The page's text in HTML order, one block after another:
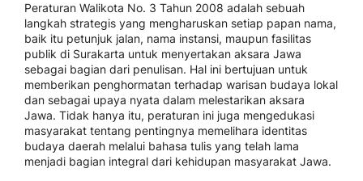
Peraturan Walikota No. 3 Tahun 2008 adalah sebuah
langkah strategis yang mengharuskan setiap papan nama,
baik itu petunjuk jalan, nama instansi, maupun fasilitas
publik di Surakarta untuk menyertakan aksara Jawa
sebagai bagian dari penulisan. Hal ini bertujuan untuk
memberikan penghormatan terhadap warisan budaya lokal
dan sebagai upaya nyata dalam melestarikan aksara
Jawa. Tidak hanya itu, peraturan ini juga mengedukasi
masyarakat tentang pentingnya memelihara identitas
budaya daerah melalui bahasa tulis yang telah lama
menjadi bagian integral dari kehidupan masyarakat Jawa.